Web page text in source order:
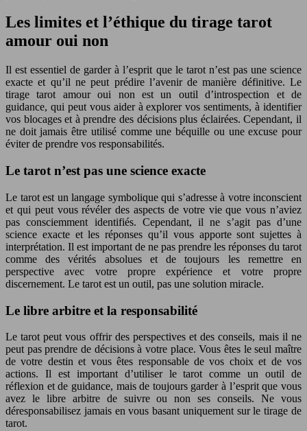
Les limites et l’éthique du tirage tarot
amour oui non
Il est essentiel de garder à l’esprit que le tarot n’est pas une science
exacte et qu’il ne peut prédire l’avenir de manière définitive. Le
tirage tarot amour oui non est un outil d’introspection et de
guidance, qui peut vous aider à explorer vos sentiments, à identifier
vos blocages et à prendre des décisions plus éclairées. Cependant, il
ne doit jamais être utilisé comme une béquille ou une excuse pour
éviter de prendre vos responsabilités.
Le tarot n’est pas une science exacte
Le tarot est un langage symbolique qui s’adresse à votre inconscient
et qui peut vous révéler des aspects de votre vie que vous n’aviez
pas consciemment identifiés. Cependant, il ne s’agit pas d’une
science exacte et les réponses qu’il vous apporte sont sujettes à
interprétation. Il est important de ne pas prendre les réponses du tarot
comme des vérités absolues et de toujours les remettre en
perspective avec votre propre expérience et votre propre
discernement. Le tarot est un outil, pas une solution miracle.
Le libre arbitre et la responsabilité
Le tarot peut vous offrir des perspectives et des conseils, mais il ne
peut pas prendre de décisions à votre place. Vous êtes le seul maître
de votre destin et vous êtes responsable de vos choix et de vos
actions. Il est important d’utiliser le tarot comme un outil de
réflexion et de guidance, mais de toujours garder à l’esprit que vous
avez le libre arbitre de suivre ou non ses conseils. Ne vous
déresponsabilisez jamais en vous basant uniquement sur le tirage de
tarot.